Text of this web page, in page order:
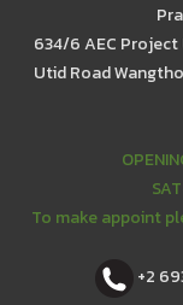
634/6 AEC
Utid Road
To make appoint
+2